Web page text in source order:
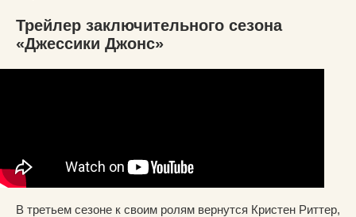
Трейлер заключительного сезона
«Джессики Джонс»
В третьем сезоне к своим ролям вернутся Кристен Риттер,